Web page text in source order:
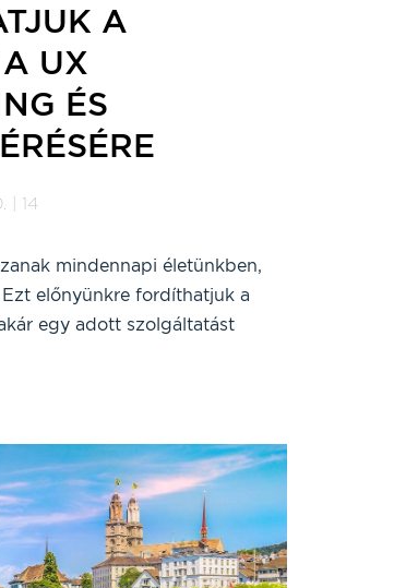
A
UX
ÉS
| 14
mindennapi életünkben,
előnyünkre fordíthatjuk a
egy adott szolgáltatást